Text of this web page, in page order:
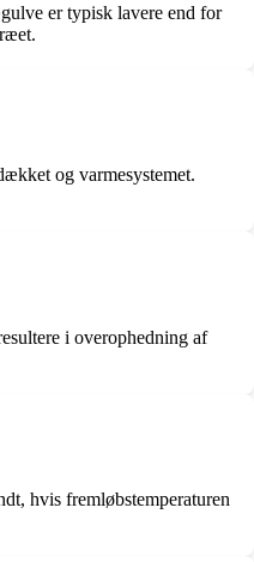
er typisk lavere end for
og varmesystemet.
i overophedning af
hvis fremløbstemperaturen